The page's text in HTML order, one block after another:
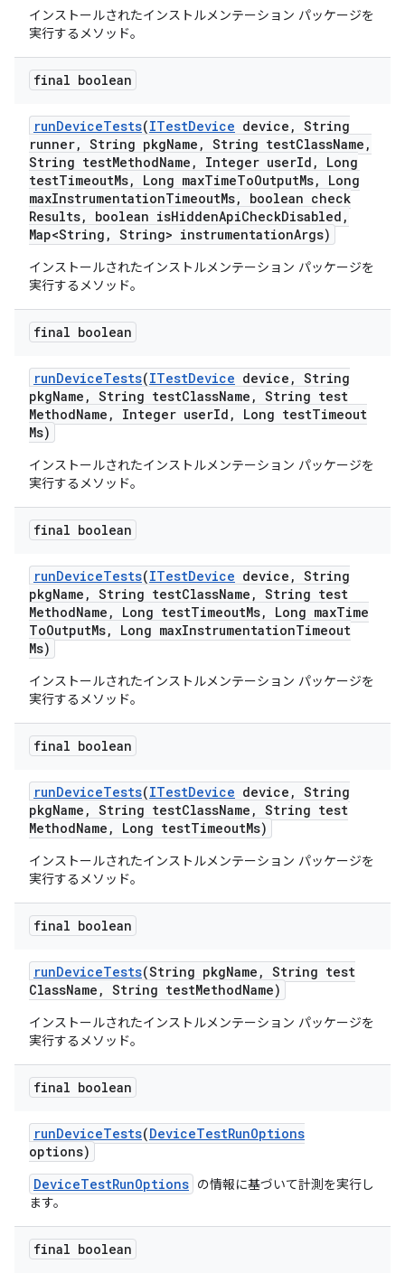
インストールされたインストルメンテーション パッケージを
実行するメソッド。
final boolean
runDeviceTests(ITestDevice device , String
runner, String pkgName , String testClassName ,
String testMethodName , Integer userId ,
Long
testTimeoutMs, Long maxTimeToOutputMs,
Long
maxInstrumentationTimeoutMs,
boolean check
Results, boolean isHiddenApiCheckDisabled ,
Map<String , String> instrumentationArgs)
インストールされたインストルメンテーション パッケージを
実行するメソッド。
final boolean
runDeviceTests(ITestDevice device , String
pkgName , String testClassName , String test
MethodName , Integer userId , Long testTimeout
Ms)
インストールされたインストルメンテーション パッケージを
実行するメソッド。
final boolean
runDeviceTests(ITestDevice device , String
pkgName , String testClassName , String test
MethodName , Long testTimeoutMs, Long maxTime
ToOutputMs, Long maxInstrumentationTimeout
Ms)
インストールされたインストルメンテーション パッケージを
実行するメソッド。
final boolean
runDeviceTests(ITestDevice device , String
pkgName , String testClassName , String test
MethodName , Long testTimeoutMs)
インストールされたインストルメンテーション パッケージを
実行するメソッド。
final boolean
runDeviceTests(String pkgName , String test
ClassName , String testMethodName)
インストールされたインストルメンテーション パッケージを
実行するメソッド。
final boolean
runDeviceTests(DeviceTestRunOptions
options)
DeviceTestRunOptions の情報に基づいて計測を実行し
ます。
final boolean